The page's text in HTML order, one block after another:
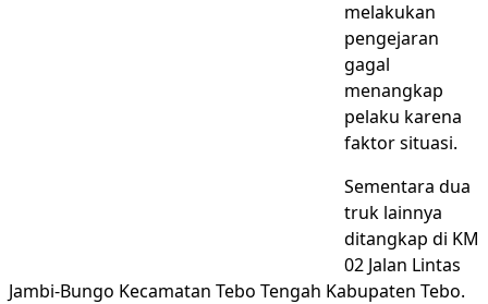
melakukan
pengejaran
gagal
menangkap
pelaku karena
faktor situasi.
Sementara dua
truk lainnya
ditangkap di KM
02 Jalan Lintas
Jambi-Bungo Kecamatan Tebo Tengah Kabupaten Tebo.